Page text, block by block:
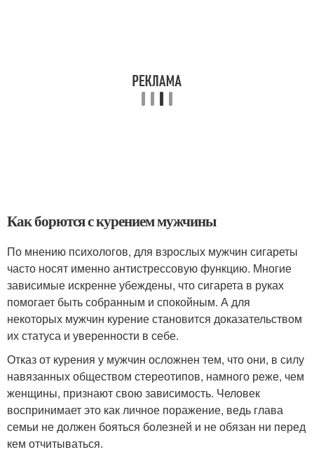
Как борются с курением мужчины
По мнению психологов, для взрослых мужчин сигареты
часто носят именно антистрессовую функцию. Многие
зависимые искренне убеждены, что сигарета в руках
помогает быть собранным и спокойным. А для
некоторых мужчин курение становится доказательством
их статуса и уверенности в себе.
Отказ от курения у мужчин осложнен тем, что они, в силу
навязанных обществом стереотипов, намного реже, чем
женщины, признают свою зависимость. Человек
воспринимает это как личное поражение, ведь глава
семьи не должен бояться болезней и не обязан ни перед
кем отчитываться.